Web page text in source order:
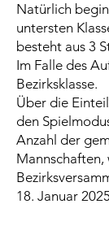
Natürlich
untersten
besteht aus 3
Im Falle des
Bezirksklasse.
Über die
den
Anzahl der
18. Januar